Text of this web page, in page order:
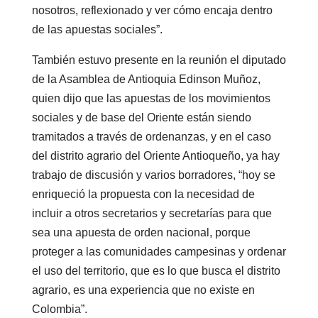
nosotros, reflexionado y ver cómo encaja dentro
de las apuestas sociales”.
También estuvo presente en la reunión el diputado
de la Asamblea de Antioquia Edinson Muñoz,
quien dijo que las apuestas de los movimientos
sociales y de base del Oriente están siendo
tramitados a través de ordenanzas, y en el caso
del distrito agrario del Oriente Antioqueño, ya hay
trabajo de discusión y varios borradores, “hoy se
enriqueció la propuesta con la necesidad de
incluir a otros secretarios y secretarías para que
sea una apuesta de orden nacional, porque
proteger a las comunidades campesinas y ordenar
el uso del territorio, que es lo que busca el distrito
agrario, es una experiencia que no existe en
Colombia”.